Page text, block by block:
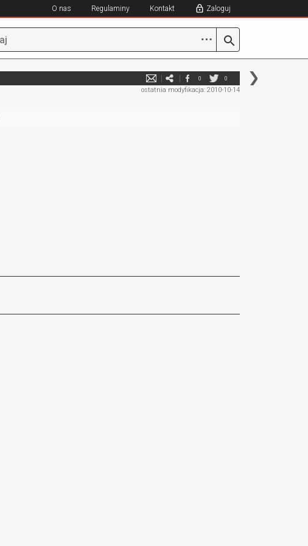
O nas Regulaminy Kontakt Zaloguj
⋯
0 0
ostatnia modyfikacja: 2010-10-14